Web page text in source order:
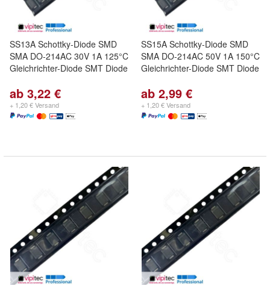
SS13A Schottky-Diode SMD
SMA DO-214AC 30V 1A 125°C
Gleichrichter-Diode SMT Diode
ab 3,22 €
+ 1,20 € Versand
SS15A Schottky-Diode SMD
SMA DO-214AC 50V 1A 150°C
Gleichrichter-Diode SMT Diode
ab 2,99 €
+ 1,20 € Versand